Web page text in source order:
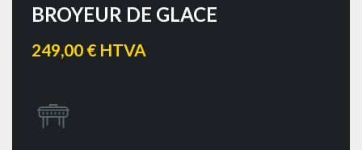
BROYEUR DE GLACE
249,00 € HTVA